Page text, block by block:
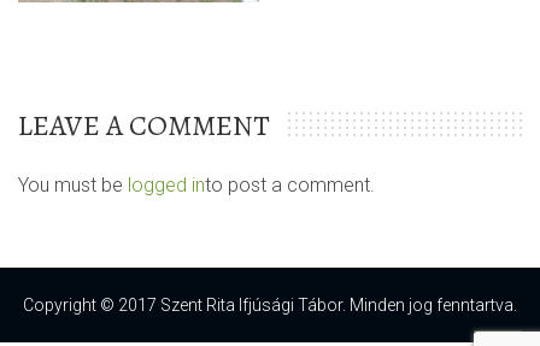
LEAVE A COMMENT
You must be logged into post a comment.
Copyright © 2017 Szent Rita Ifjúsági Tábor. Minden jog fenntartva.